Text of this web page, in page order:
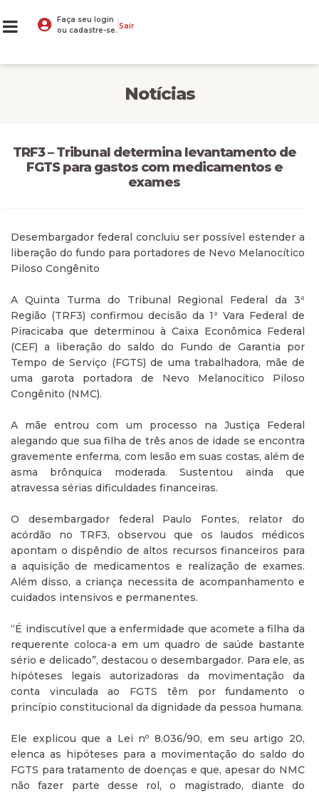
Faça seu login
ou cadastre-se. Sair
Notícias
TRF3 – Tribunal determina levantamento de
FGTS para gastos com medicamentos e
exames
Desembargador federal concluiu ser possível estender a
liberação do fundo para portadores de Nevo Melanocítico
Piloso Congênito
A Quinta Turma do Tribunal Regional Federal da 3ª
Região (TRF3) confirmou decisão da 1ª Vara Federal de
Piracicaba que determinou à Caixa Econômica Federal
(CEF) a liberação do saldo do Fundo de Garantia por
Tempo de Serviço (FGTS) de uma trabalhadora, mãe de
uma garota portadora de Nevo Melanocítico Piloso
Congênito (NMC).
A mãe entrou com um processo na Justiça Federal
alegando que sua filha de três anos de idade se encontra
gravemente enferma, com lesão em suas costas, além de
asma brônquica moderada. Sustentou ainda que
atravessa sérias dificuldades financeiras.
O desembargador federal Paulo Fontes, relator do
acórdão no TRF3, observou que os laudos médicos
apontam o dispêndio de altos recursos financeiros para
a aquisição de medicamentos e realização de exames.
Além disso, a criança necessita de acompanhamento e
cuidados intensivos e permanentes.
“É indiscutível que a enfermidade que acomete a filha da
requerente coloca-a em um quadro de saúde bastante
sério e delicado”, destacou o desembargador. Para ele, as
hipóteses legais autorizadoras da movimentação da
conta vinculada ao FGTS têm por fundamento o
princípio constitucional da dignidade da pessoa humana.
Ele explicou que a Lei nº 8.036/90, em seu artigo 20,
elenca as hipóteses para a movimentação do saldo do
FGTS para tratamento de doenças e que, apesar do NMC
não fazer parte desse rol, o magistrado, diante do